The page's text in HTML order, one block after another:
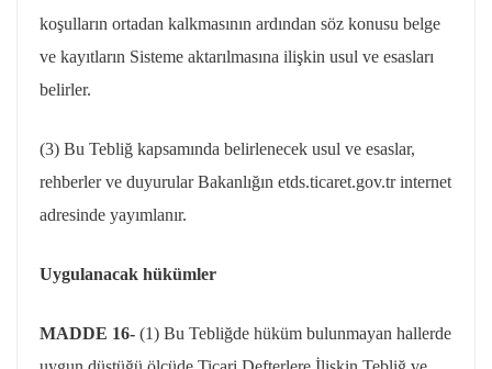
koşulların ortadan kalkmasının ardından söz konusu belge
ve kayıtların Sisteme aktarılmasına ilişkin usul ve esasları
belirler.
(3) Bu Tebliğ kapsamında belirlenecek usul ve esaslar,
rehberler ve duyurular Bakanlığın etds.ticaret.gov.tr internet
adresinde yayımlanır.
Uygulanacak hükümler
MADDE 16- (1) Bu Tebliğde hüküm bulunmayan hallerde